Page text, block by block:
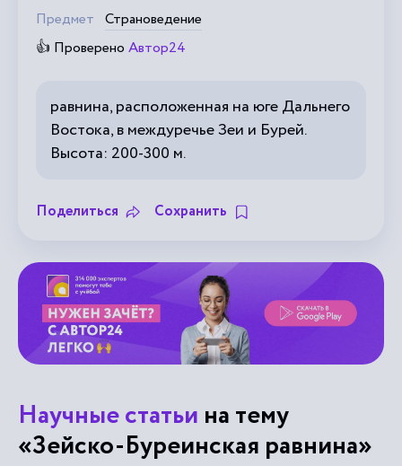
Предмет Страноведение
👍 Проверено Автор24
равнина, расположенная на юге Дальнего
Востока, в междуречье Зеи и Бурей.
Высота: 200-300 м.
Поделиться Сохранить
Научные статьи на тему
«Зейско-Буреинская равнина»